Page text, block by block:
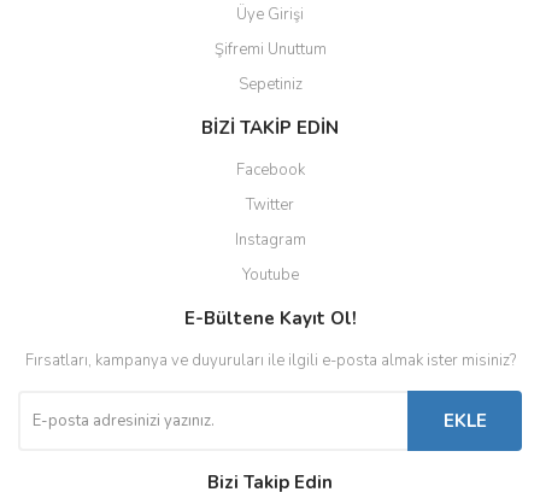
Üye Girişi
Şifremi Unuttum
Sepetiniz
BİZİ TAKİP EDİN
Facebook
Twitter
Instagram
Youtube
E-Bültene Kayıt Ol!
Fırsatları, kampanya ve duyuruları ile ilgili e-posta almak ister misiniz?
EKLE
Bizi Takip Edin